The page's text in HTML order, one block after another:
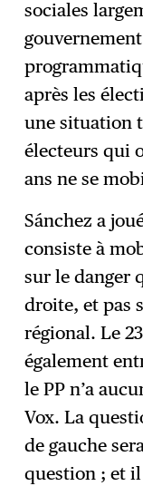
sociales
après les
une situation
électeurs qui
ans ne se
Sánchez a
consiste à
sur le danger
droite, et pas
régional. Le
également
le PP n’a
Vox. La
de gauche
question ; et il